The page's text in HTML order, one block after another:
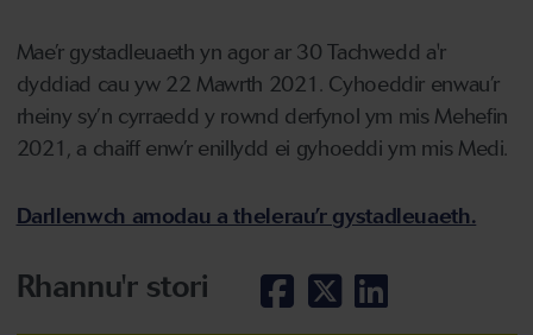
Mae’r gystadleuaeth yn agor ar 30 Tachwedd a'r
dyddiad cau yw 22 Mawrth 2021. Cyhoeddir enwau’r
rheiny sy’n cyrraedd y rownd derfynol ym mis Mehefin
2021, a chaiff enw’r enillydd ei gyhoeddi ym mis Medi.
Darllenwch amodau a thelerau’r gystadleuaeth.
Rhannu'r stori